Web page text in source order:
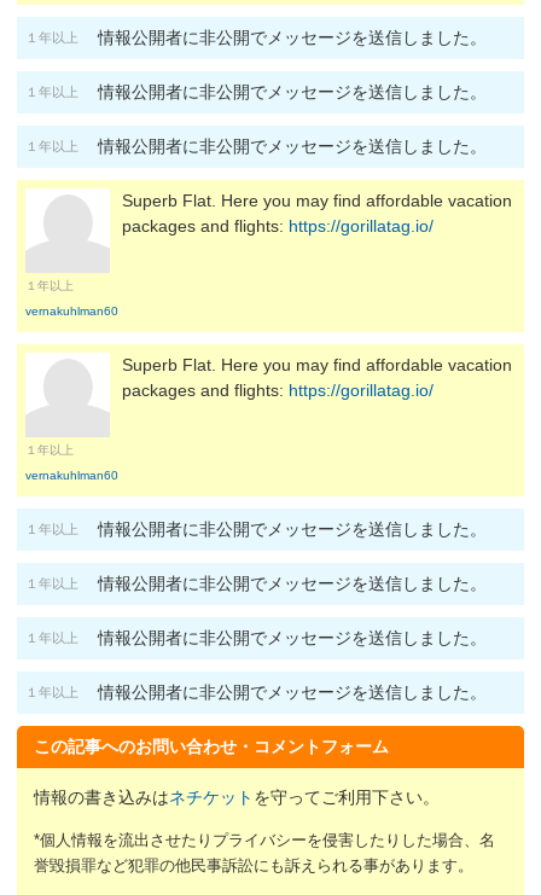
１年以上 情報公開者に非公開でメッセージを送信しました。
１年以上 情報公開者に非公開でメッセージを送信しました。
１年以上 情報公開者に非公開でメッセージを送信しました。
１年以上
vernakuhlman60
Superb Flat. Here you may find affordable vacation
packages and flights: https://gorillatag.io/
１年以上
vernakuhlman60
Superb Flat. Here you may find affordable vacation
packages and flights: https://gorillatag.io/
１年以上 情報公開者に非公開でメッセージを送信しました。
１年以上 情報公開者に非公開でメッセージを送信しました。
１年以上 情報公開者に非公開でメッセージを送信しました。
１年以上 情報公開者に非公開でメッセージを送信しました。
この記事へのお問い合わせ・コメントフォーム
情報の書き込みはネチケット を守ってご利用下さい。
*個人情報を流出させたりプライバシーを侵害したりした場合、名
誉毀損罪など犯罪の他民事訴訟にも訴えられる事があります。